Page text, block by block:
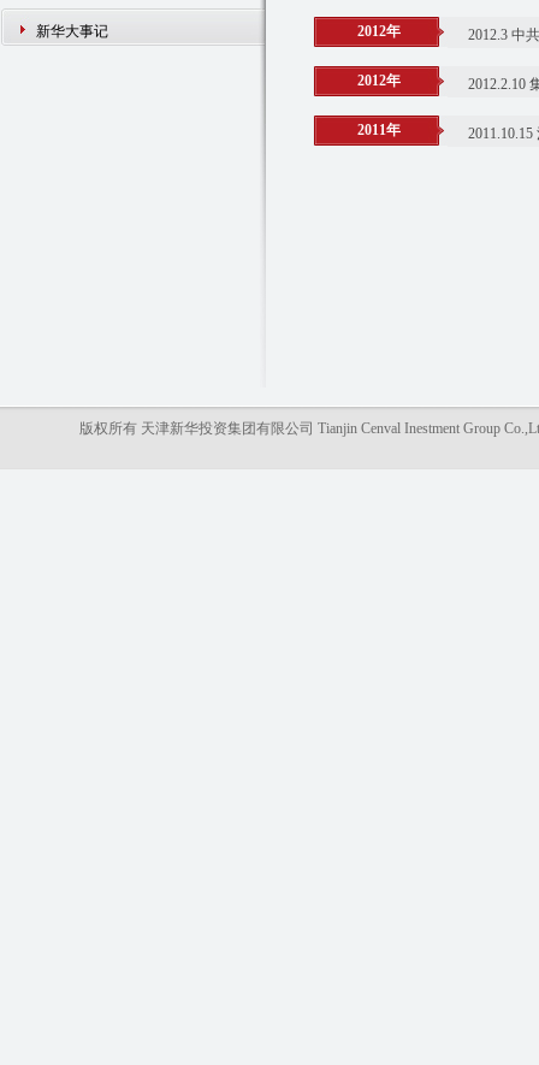
新华大事记 2012年 2012.3 中
2012年 2012.2.10
2011年
版权所有 天津新华投资集团有限公司 Tianjin Cenval Inestment Group